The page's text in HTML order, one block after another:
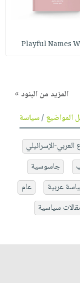
Playful Names
المزيد من البنود »
المواضيع/سياسة
العربي-الإسرائيلي
جاسوسية
عربية
عام
سياسية